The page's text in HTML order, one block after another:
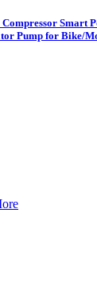
Smart
Pump for Bike/